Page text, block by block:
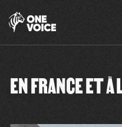
EN FRANCE ET À